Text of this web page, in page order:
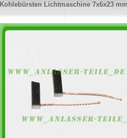
Kohlebürsten Lichtmaschine 7x6x23